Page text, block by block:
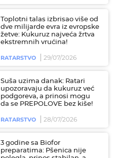
Toplotni talas izbrisao više od
dve milijarde evra iz evropske
žetve: Kukuruz najveća žrtva
ekstremnih vrućina!
RATARSTVO 29/07/2026
Suša uzima danak: Ratari
upozoravaju da kukuruz već
podgoreva, a prinosi mogu
da se PREPOLOVE bez kiše!
RATARSTVO 28/07/2026
3 godine sa Biofor
preparatima: Pšenica nije